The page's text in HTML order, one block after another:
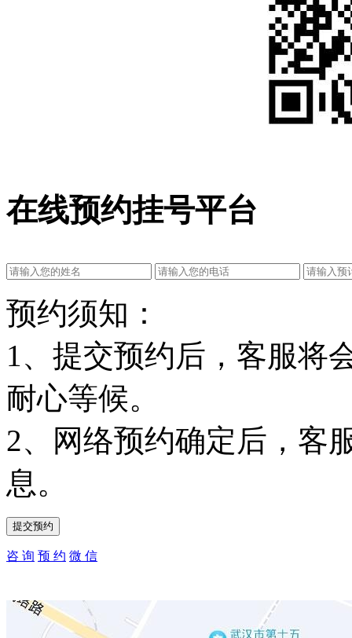
在线预约挂号平台
预约须知：
1、提交预约后，客服将
耐心等候。
2、网络预约确定后，客
息。
咨 询 预 约 微 信